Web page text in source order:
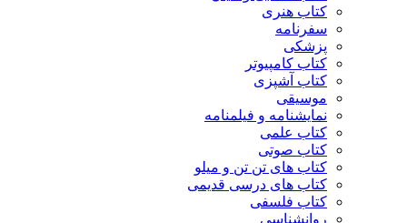
کتاب هنری
سفرنامه
پزشکی
کتاب کامپیوتر
کتاب آشپزی
موسیقی
نمایشنامه و فیلمنامه
کتاب علمی
کتاب صوتی
کتاب های تن تن و میلو
کتاب های درسی قدیمی
کتاب فلسفی
روانشناسی